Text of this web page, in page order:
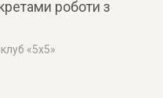
роботи з
«5х5»